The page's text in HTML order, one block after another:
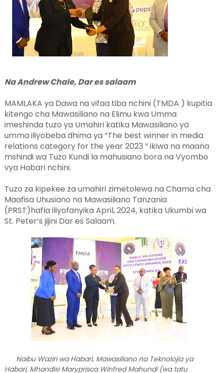
Na Andrew Chale, Dar es salaam
MAMLAKA ya Dawa na vifaa tiba nchini (TMDA ) kupitia
kitengo cha Mawasiliano na Elimu kwa Umma
imeshinda tuzo ya Umahiri katika Mawasiliano ya
umma iliyobeba dhima ya “The best winner in media
relations category for the year 2023 ” ikiwa na maana
mshindi wa Tuzo Kundi la mahusiano bora na Vyombo
vya Habari nchini.
Tuzo za kipekee za umahiri zimetolewa na Chama cha
Maafisa Uhusiano na Mawasiliano Tanzania
(PRST)hafla iliyofanyika April, 2024, katika Ukumbi wa
St. Peter’s jijini Dar es Salaam.
Naibu Waziri wa Habari, Mawasiliano na Teknolojia ya
Habari, Mhandisi Maryprisca Winfred Mahundi (wa tatu